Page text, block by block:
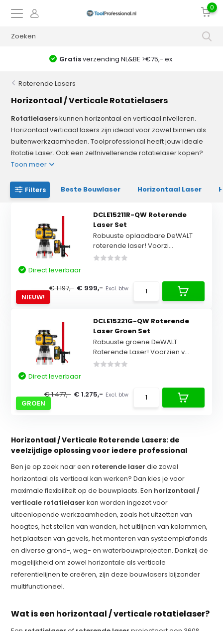
0
>€75,- ex. voor 17:00 uur = zelfde
Roterende Lasers
Horizontaal / Verticale Rotatielasers
Rotatielaserskunnen horizontaal en verticaal nivelleren.
Horizontaal verticaal lasers zijn ideaal voor zowel binnen als
buitenwerkzaamheden. Toolprofessional heeft jouw ideale
Rotatie Laser. Ook een zelfnivellerende rotatielaser kopen?
Toon meer
Filters Beste Bouwlaser Horizontaal Laser
NIEUW!
DCLE15211R-QW Roterende
Laser Set
Robuuste oplaadbare DeWALT
roterende laser! Voorzi...
Direct leverbaar
€ 1.197,- € 999,- Excl. btw
GROEN
DCLE15221G-QW Roterende
Laser Groen Set
Robuuste groene DeWALT
Roterende Laser! Voorzien v...
Direct leverbaar
€ 1.477,- € 1.275,- Excl. btw
Horizontaal / Verticale Roterende Lasers: de
veelzijdige oplossing voor iedere professional
Ben je op zoek naar een roterende laser die zowel
horizontaal als verticaal kan werken? Dan kies je voor
maximale flexibiliteit op de bouwplaats. Een horizontaal /
verticale rotatielaser kan worden ingezet voor
uiteenlopende werkzaamheden, zoals het uitzetten van
hoogtes, het stellen van wanden, het uitlijnen van kolommen,
het plaatsen van gevels, het monteren van systeemplafonds
en diverse grond-, weg- en waterbouwprojecten. Dankzij de
mogelijkheid om zowel horizontale als verticale
referentielijnen te creëren, zijn deze bouwlasers bijzonder
multifunctioneel.
Wat is een horizontaal / verticale rotatielaser?